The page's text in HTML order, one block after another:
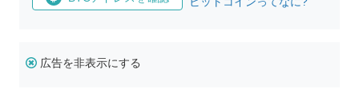
広告を非表示にする